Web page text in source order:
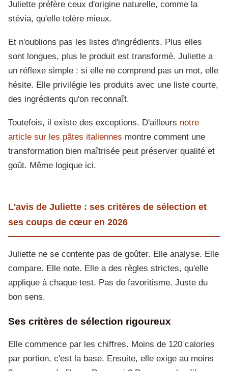
Juliette préfère ceux d'origine naturelle, comme la
stévia, qu'elle tolère mieux.
Et n'oublions pas les listes d'ingrédients. Plus elles
sont longues, plus le produit est transformé. Juliette a
un réflexe simple : si elle ne comprend pas un mot, elle
hésite. Elle privilégie les produits avec une liste courte,
des ingrédients qu'on reconnaît.
Toutefois, il existe des exceptions. D'ailleurs notre
article sur les pâtes italiennes montre comment une
transformation bien maîtrisée peut préserver qualité et
goût. Même logique ici.
L'avis de Juliette : ses critères de sélection et
ses coups de cœur en 2026
Juliette ne se contente pas de goûter. Elle analyse. Elle
compare. Elle note. Elle a des règles strictes, qu'elle
applique à chaque test. Pas de favoritisme. Juste du
bon sens.
Ses critères de sélection rigoureux
Elle commence par les chiffres. Moins de 120 calories
par portion, c'est la base. Ensuite, elle exige au moins